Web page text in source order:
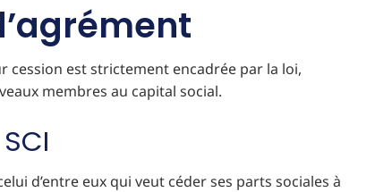
cession est strictement encadrée par la loi,
membres au capital social.
d’entre eux qui veut céder ses parts sociales à